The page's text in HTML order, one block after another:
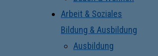
Arbeit & Soziales
Bildung & Ausbildung
Ausbildung